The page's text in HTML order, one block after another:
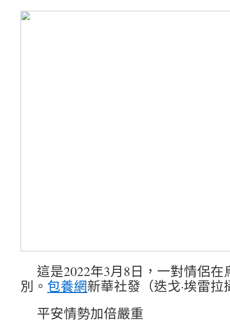
這是2022年3月8日，一對情侶
別。 包養網新華社發（迭戈·埃雷拉
平安情勢加倍嚴重